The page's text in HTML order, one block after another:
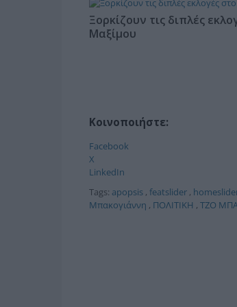
Ξορκίζουν τις διπλές
Μαξίμου
Κοινοποιήστε:
Facebook
X
LinkedIn
Tags: apopsis, featslider,
Μπακογιάννη , ΠΟΛΙΤΙΚΗ , ΤΖΟ